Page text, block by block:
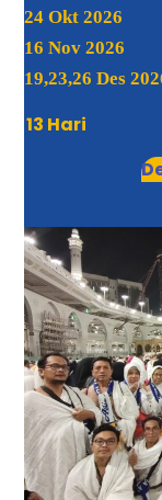
24 Okt 2026
16 Nov 2026
19,23,26 Des
13 Hari